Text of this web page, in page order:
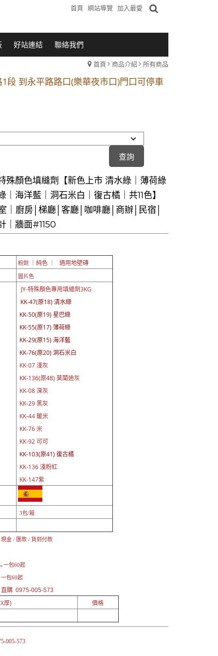
首頁 網站導覽 加入最愛
好站連結 聯絡我們
首頁 商品介紹 所有商品
段 到永平路路口(樂華夜市口)門口可停車
2 號出口】往中山路1段139號約10分鐘
客戶加入 LINE官方帳號@a0975005573
殊顏色填縫劑【新色上市 清水綠｜薄荷綠
｜海洋藍｜洞石米白｜復古橘｜共11色】
｜廚房│梯廳│客廳│咖啡廳│商辦│民宿│
｜牆面#1150
粉劑 ｜純色 ｜ 適用地壁磚
圖片色
JY-特殊顏色專用填縫劑3KG
KK-47(原18) 清水綠
KK-50(原19) 星巴綠
KK-55(原17) 薄荷綠
KK-29(原15) 海洋藍
KK-76(原20) 洞石米白
KK-07 淺灰
KK-136(原48) 莫蘭迪灰
KK-08 深灰
KK-29 黑灰
KK-44 暖米
KK-76 米
KK-92 可可
KK-103(原41) 復古橘
KK-136 淺粉紅
KK-147紫
3包/箱
金 / 匯款 / 貨到付款
一包60起
包60起
購 0975-005-573
厚) 價格
005-573